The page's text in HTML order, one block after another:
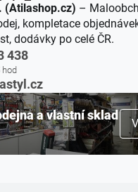
(Atilashop.cz) –
kompletace
dodávky po celé ČR.
438
hod
a vlastní sklad